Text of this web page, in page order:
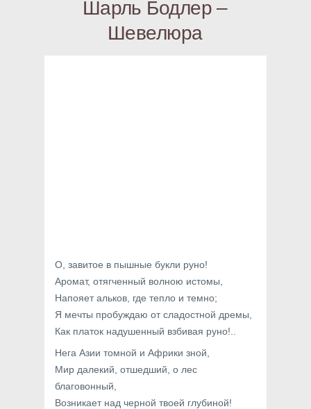
Шарль Бодлер –
Шевелюра
О, завитое в пышные букли руно!
Аромат, отягченный волною истомы,
Напояет альков, где тепло и темно;
Я мечты пробуждаю от сладостной дремы,
Как платок надушенный взбивая руно!..
Нега Азии томной и Африки зной,
Мир далекий, отшедший, о лес
благовонный,
Возникает над черной твоей глубиной!